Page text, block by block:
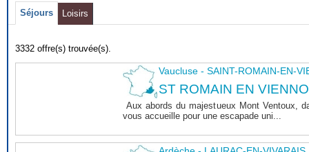
Séjours Loisirs
3332 offre(s) trouvée(s).
Vaucluse - SAINT-ROMAIN-EN-
ST ROMAIN EN
Aux abords du majestueux Mont Ventoux,
vous accueille pour une escapade uni...